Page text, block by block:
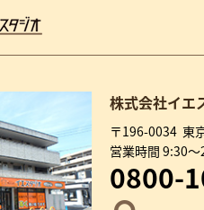
株式会社イエ
〒196-0034 東
営業時間 9:30
0800-